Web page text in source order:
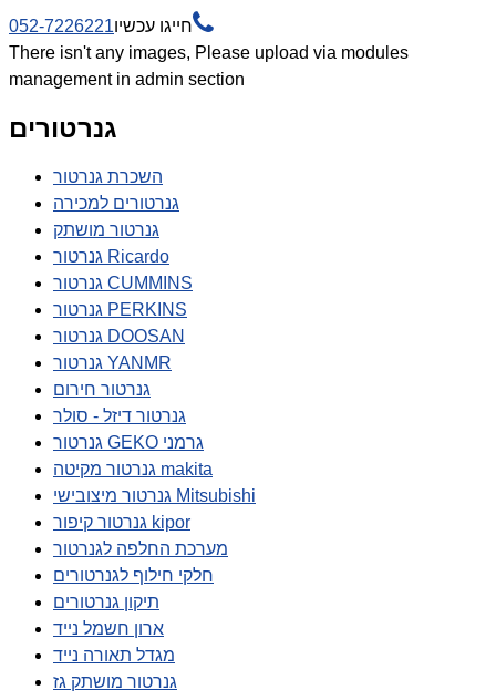
חייגו עכשיו052-7226221 
There isn't any images, Please upload via modules
management in admin section
גנרטורים
השכרת גנרטור
גנרטורים למכירה
גנרטור מושתק
גנרטור Ricardo
גנרטור CUMMINS
גנרטור PERKINS
גנרטור DOOSAN
גנרטור YANMR
גנרטור חירום
גנרטור דיזל - סולר
גנרטור GEKO גרמני
גנרטור מקיטה makita
גנרטור מיצובישי Mitsubishi
גנרטור קיפור kipor
מערכת החלפה לגנרטור
חלקי חילוף לגנרטורים
תיקון גנרטורים
ארון חשמל נייד
מגדל תאורה נייד
גנרטור מושתק גז